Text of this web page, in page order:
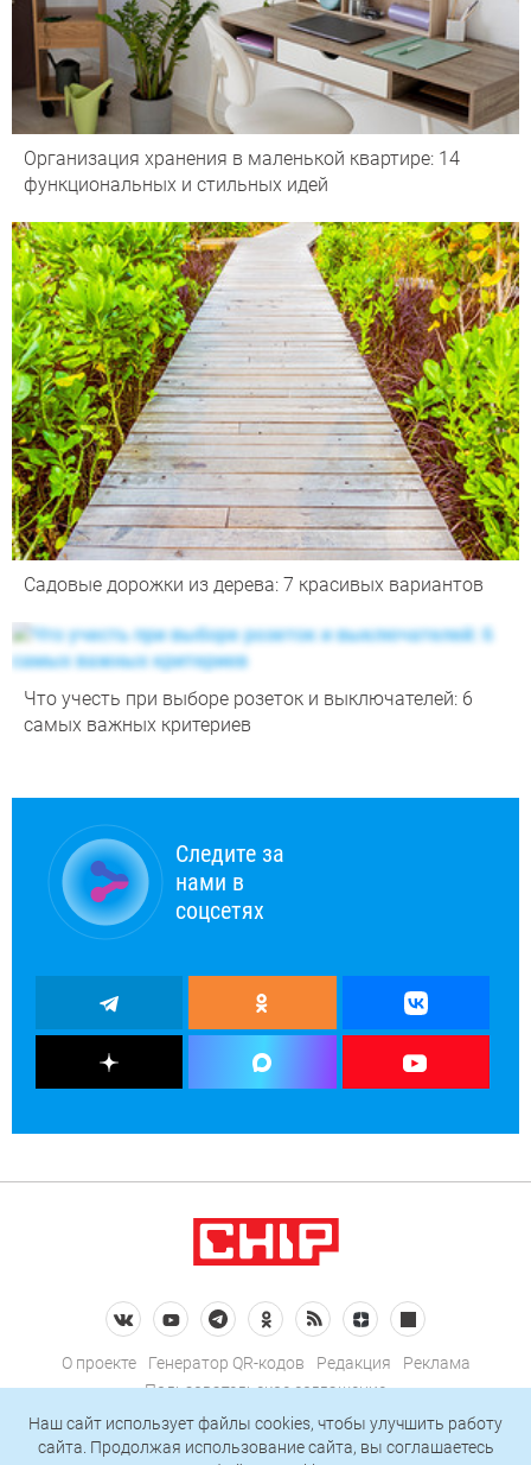
Организация хранения в маленькой квартире: 14
функциональных и стильных идей
Садовые дорожки из дерева: 7 красивых вариантов
Что учесть при выборе розеток и выключателей: 6
самых важных критериев
Следите за
нами в
соцсетях
О проекте Генератор QR-кодов Редакция
Реклама
Пользовательское соглашение
Политика конфиденциальности
Наш сайт использует файлы cookies, чтобы улучшить работу
сайта. Продолжая использование сайта, вы соглашаетесь